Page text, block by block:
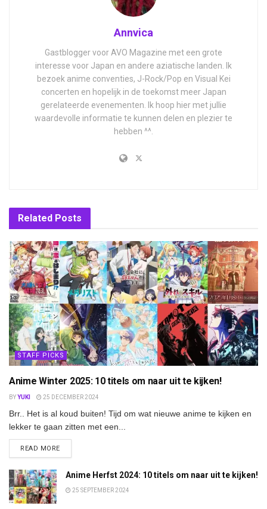
Annvica
Gastblogger voor AVO Magazine met een grote
interesse voor Japan en andere aziatische landen. Ik
bezoek anime conventies, J-Rock/Pop en Visual Kei
concerten en hopelijk in de toekomst meer Japan
gerelateerde evenementen. Ik hoop hier met jullie
waardevolle informatie te kunnen delen en plezier te
hebben ^^.
Related Posts
STAFF PICKS
Anime Winter 2025: 10 titels om naar uit te kijken!
BYYUKI 25 DECEMBER 2024
Brr.. Het is al koud buiten! Tijd om wat nieuwe anime te kijken en
lekker te gaan zitten met een...
READ MOREDETAILS
Anime Herfst 2024: 10 titels om naar uit te kijken!
25 SEPTEMBER 2024